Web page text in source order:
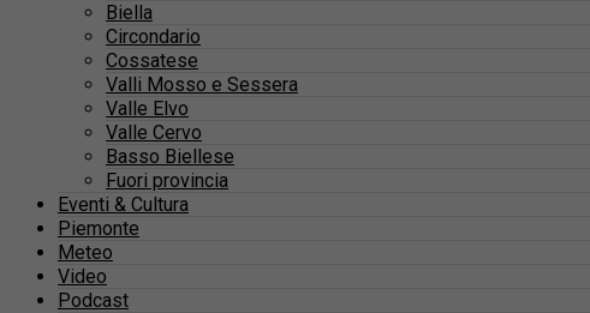
Biella
Circondario
Cossatese
Valli Mosso e Sessera
Valle Elvo
Valle Cervo
Basso Biellese
Fuori provincia
Eventi & Cultura
Piemonte
Meteo
Video
Podcast